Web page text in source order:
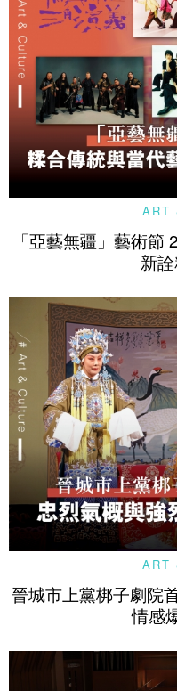
ART
「亞藝無疆」藝術
新
ART
晉城市上黨梆子劇院
情感